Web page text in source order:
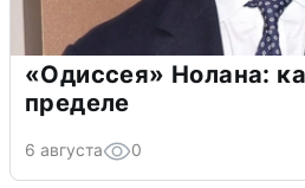
«Одиссея» Нолана:
пределе
6 августа 0